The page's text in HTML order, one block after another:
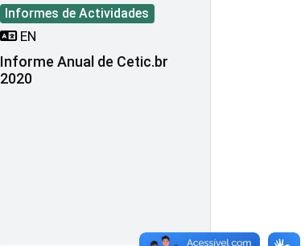
Informes de Actividades
EN
Informe Anual de Cetic.br
2020